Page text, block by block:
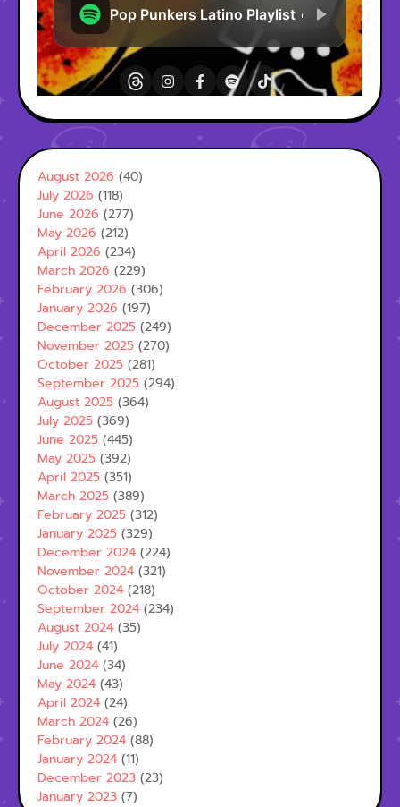
August 2026 (40)
July 2026 (118)
June 2026 (277)
May 2026 (212)
April 2026 (234)
March 2026 (229)
February 2026 (306)
January 2026 (197)
December 2025 (249)
November 2025 (270)
October 2025 (281)
September 2025 (294)
August 2025 (364)
July 2025 (369)
June 2025 (445)
May 2025 (392)
April 2025 (351)
March 2025 (389)
February 2025 (312)
January 2025 (329)
December 2024 (224)
November 2024 (321)
October 2024 (218)
September 2024 (234)
August 2024 (35)
July 2024 (41)
June 2024 (34)
May 2024 (43)
April 2024 (24)
March 2024 (26)
February 2024 (88)
January 2024 (11)
December 2023 (23)
January 2023 (7)